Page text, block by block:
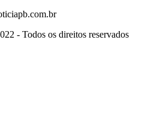
- Todos os direitos reservados